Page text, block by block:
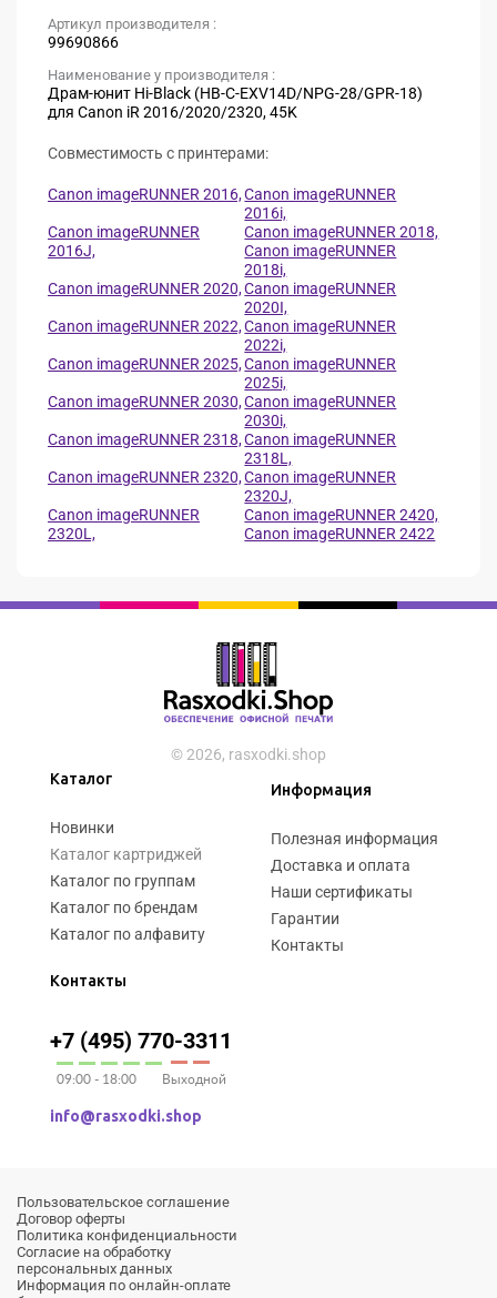
Артикул производителя :
99690866
Наименование у производителя :
Драм-юнит Hi-Black (HB-C-EXV14D/NPG-28/GPR-18)
для Canon iR 2016/2020/2320, 45K
Совместимость с принтерами:
Canon imageRUNNER 2016,Canon imageRUNNER
2016i,
Canon imageRUNNER
2016J,
Canon imageRUNNER 2018,
Canon imageRUNNER
2018i,
Canon imageRUNNER 2020,Canon imageRUNNER
2020I,
Canon imageRUNNER 2022,Canon imageRUNNER
2022i,
Canon imageRUNNER 2025,Canon imageRUNNER
2025i,
Canon imageRUNNER 2030,Canon imageRUNNER
2030i,
Canon imageRUNNER 2318,Canon imageRUNNER
2318L,
Canon imageRUNNER 2320,Canon imageRUNNER
2320J,
Canon imageRUNNER
2320L,
Canon imageRUNNER 2420,
Canon imageRUNNER 2422
© 2026, rasxodki.shop
Каталог
Новинки
Каталог картриджей
Каталог по группам
Каталог по брендам
Каталог по алфавиту
Информация
Полезная информация
Доставка и оплата
Наши сертификаты
Гарантии
Контакты
Контакты
+7 (495) 770-3311
09:00 - 18:00 Выходной
info@rasxodki.shop
Пользовательское соглашение
Договор оферты
Политика конфиденциальности
Согласие на обработку
персональных данных
Информация по онлайн-оплате